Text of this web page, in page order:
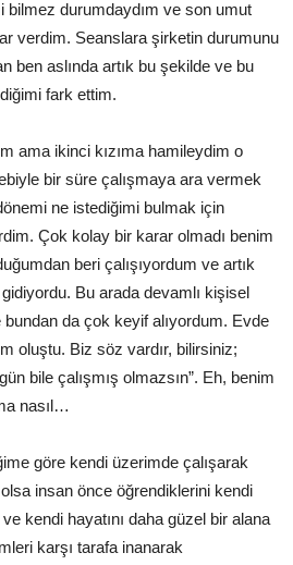
bilmez durumdaydım ve son umut
verdim. Seanslara şirketin durumunu
ben aslında artık bu şekilde ve bu
fark ettim.
ama ikinci kızıma hamileydim o
bir süre çalışmaya ara vermek
ne istediğimi bulmak için
Çok kolay bir karar olmadı benim
beri çalışıyordum ve artık
Bu arada devamlı kişisel
da çok keyif alıyordum. Evde
oluştu. Biz söz vardır, bilirsiniz;
bile çalışmış olmazsın”. Eh, benim
nasıl…
göre kendi üzerimde çalışarak
insan önce öğrendiklerini kendi
kendi hayatını daha güzel bir alana
karşı tarafa inanarak